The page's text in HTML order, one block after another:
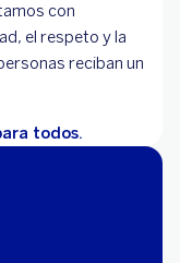
con
el respeto y la
reciban un
todos.